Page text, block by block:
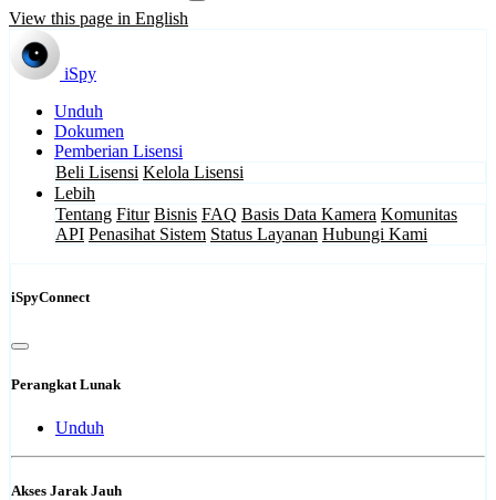
View this page in English
iSpy
Unduh
Dokumen
Pemberian Lisensi
Beli Lisensi Kelola Lisensi
Lebih
Tentang Fitur Bisnis FAQ Basis Data Kamera Komunitas
API Penasihat Sistem Status Layanan Hubungi Kami
iSpyConnect
Perangkat Lunak
Unduh
Akses Jarak Jauh